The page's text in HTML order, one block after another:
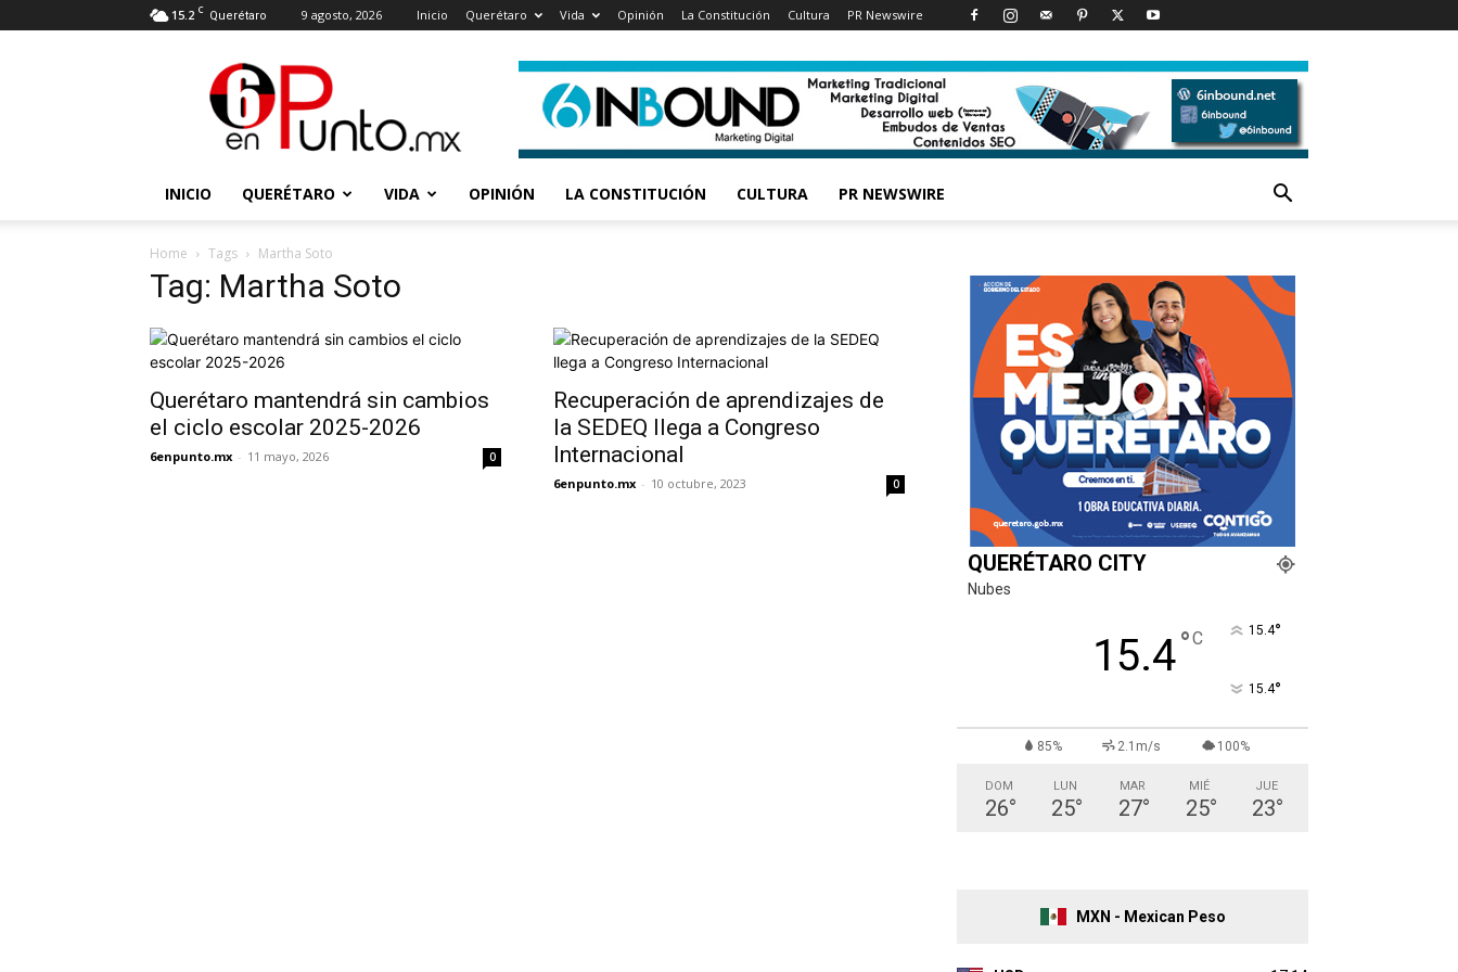
15.2 C Querétaro 9 agosto, 2026 Inicio Querétaro Vida Opinión La Constitución Cultura PR Newswire
punto
INICIO QUERÉTARO VIDA OPINIÓN LA CONSTITUCIÓN CULTURA PR NEWSWIRE
Home Tags Martha Soto
Tag: Martha Soto
Querétaro mantendrá sin cambios
el ciclo escolar 2025-2026
6enpunto.mx - 11 mayo, 2026 0
Recuperación de aprendizajes de
la SEDEQ llega a Congreso
Internacional
6enpunto.mx - 10 octubre, 2023 0
QUERÉTARO CITY
Nubes
15.4°C 15.4°
15.4°
85% 2.1m/s 100%
DOM
26°
LUN
25°
MAR
27°
MIÉ
25°
JUE
23°
MXN - Mexican Peso